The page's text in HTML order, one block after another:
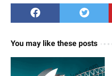
You may like these posts